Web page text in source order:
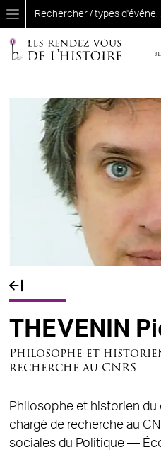
Aller au contenu principal
Fil d'Ariane
THEVENIN
Philosophe et
recherche au CNRS
Philosophe et historien du
chargé de recherche au
sociales du Politique —